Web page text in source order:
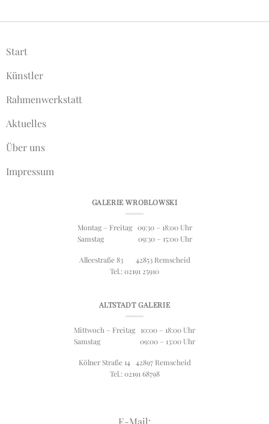
Start
Künstler
Rahmenwerkstatt
Aktuelles
Über uns
Impressum
GALERIE WROBLOWSKI
Montag – Freitag 09:30 – 18:00 Uhr
Samstag 09:30 – 15:00 Uhr
Alleestraße 83 42853 Remscheid
Tel.: 02191 25910
ALTSTADT GALERIE
Mittwoch – Freitag 10:00 – 18:00 Uhr
Samstag 09:00 – 13:00 Uhr
Kölner Straße 14 42897 Remscheid
Tel.: 02191 68798
E-Mail: